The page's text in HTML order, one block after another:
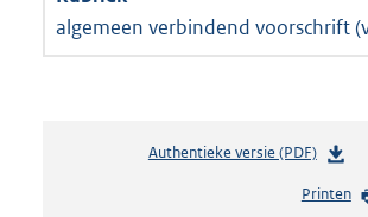
algemeen verbindend voorschrift
Authentieke versie (PDF)b
s
Printen